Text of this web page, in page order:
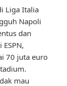
Liga Italia
Napoli
dan
70 juta euro
mau